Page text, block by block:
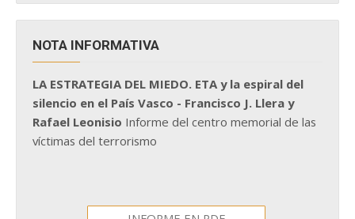
NOTA INFORMATIVA
LA ESTRATEGIA DEL MIEDO. ETA y la espiral del
silencio en el País Vasco - Francisco J. Llera y
Rafael Leonisio Informe del centro memorial de las
víctimas del terrorismo